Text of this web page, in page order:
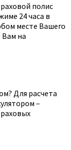
полис
24 часа в
месте Вашего
Вам на
Для расчета
–